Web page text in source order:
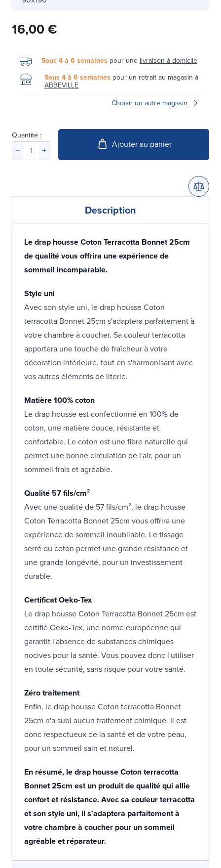
16,00 €
Sous 4 à 6 semaines pour une livraison à domicile
Sous 4 à 6 semaines pour un retrait au magasin à
ABBEVILLE
Choisir un autre magasin
Quantité :
Ajouter au panier
Description
Le drap housse Coton Terracotta Bonnet 25cm
de qualité vous offrira une expérience de
sommeil incomparable.
Style uni
Avec son style uni, le drap housse Coton
terracotta Bonnet 25cm s'adaptera parfaitement à
votre chambre à coucher. Sa couleur terracotta
apportera une touche de fraîcheur à votre
décoration intérieure, tout en s'harmonisant avec
vos autres éléments de literie.
Matière 100% coton
Le drap housse est confectionné en 100% de
coton, une matière douce, résistante et
confortable. Le coton est une fibre naturelle qui
permet une bonne circulation de l'air, pour un
sommeil frais et agréable.
Qualité 57 fils/cm²
Avec une qualité de 57 fils/cm², le drap housse
Coton Terracotta Bonnet 25cm vous offrira une
expérience de sommeil inoubliable. Le tissage
serré du coton permet une grande résistance et
une grande longévité, pour un investissement
durable.
Certificat Oeko-Tex
Le drap housse Coton Terracotta Bonnet 25cm est
certifié Oeko-Tex, une norme européenne qui
garantit l'absence de substances chimiques
nocives pour la santé. Vous pouvez donc l'utiliser
en toute sécurité, sans risque pour votre santé.
Zéro traitement
Enfin, le drap housse Coton terracotta Bonnet
25cm n'a subi aucun traitement chimique. Il est
donc respectueux de la santé et de votre peau,
pour un sommeil sain et naturel.
En résumé, le drap housse Coton terracotta
Bonnet 25cm est un produit de qualité qui allie
confort et résistance. Avec sa couleur terracotta
et son style uni, il s'adaptera parfaitement à
votre chambre à coucher pour un sommeil
agréable et réparateur.